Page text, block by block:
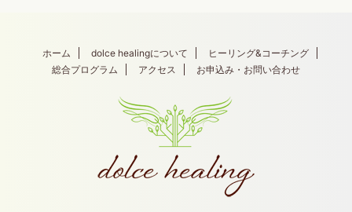
ホーム dolce healingについて
ヒーリング&コーチング
総合プログラム
アクセス お申込み・お問い合わせ